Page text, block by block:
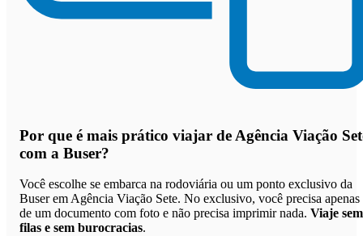
Por que é mais prático viajar de Agência Viação
com a Buser?
Você escolhe se embarca na rodoviária ou um ponto exclusivo da
Buser em Agência Viação Sete. No exclusivo, você precisa apenas
de um documento com foto e não precisa imprimir nada. Viaje sem
filas e sem burocracias.